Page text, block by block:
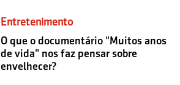
Entretenimento
O que o documentário "Muitos anos
de vida" nos faz pensar sobre
envelhecer?